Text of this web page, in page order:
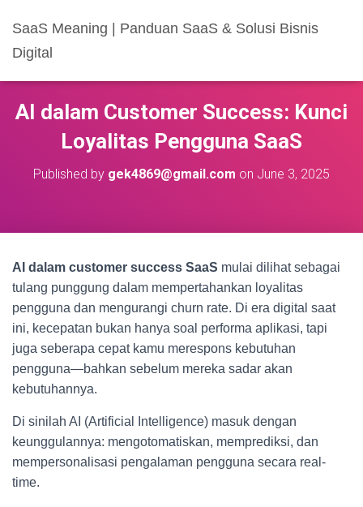
SaaS Meaning | Panduan SaaS & Solusi Bisnis
Digital
AI dalam Customer Success: Kunci
Loyalitas Pengguna SaaS
Published by gek4869@gmail.com on June 3, 2025
AI dalam customer success SaaS mulai dilihat sebagai
tulang punggung dalam mempertahankan loyalitas
pengguna dan mengurangi churn rate. Di era digital saat
ini, kecepatan bukan hanya soal performa aplikasi, tapi
juga seberapa cepat kamu merespons kebutuhan
pengguna—bahkan sebelum mereka sadar akan
kebutuhannya.
Di sinilah AI (Artificial Intelligence) masuk dengan
keunggulannya: mengotomatiskan, memprediksi, dan
mempersonalisasi pengalaman pengguna secara real-
time.